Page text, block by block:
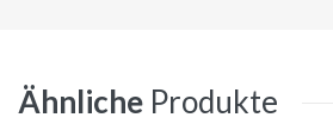
Ähnliche Produkte